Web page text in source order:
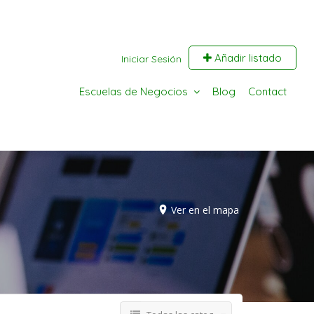
Iniciar Sesión Añadir listado
Escuelas de Negocios Blog Contact
Ver en el mapa